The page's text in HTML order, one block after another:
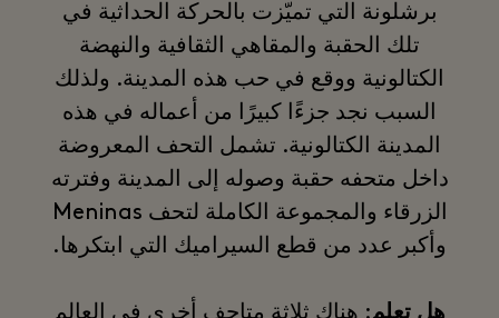
برشلونة التي تميّزت بالحركة الحداثية في
تلك الحقبة والمقاهي الثقافية والنهضة
الكتالونية ووقع في حب هذه المدينة. ولذلك
السبب نجد جزءًا كبيرًا من أعماله في هذه
المدينة الكتالونية. تشمل التحف المعروضة
داخل متحفه حقبة وصوله إلى المدينة وفترته
الزرقاء والمجموعة الكاملة لتحف Meninas
وأكبر عدد من قطع السيراميك التي ابتكرها.
هل تعلم: هناك ثلاثة متاحف أخرى في العالم